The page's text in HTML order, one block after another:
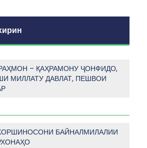
– ҚАҲРАМОНУ ҶОНФИДО,
МИЛЛАТУ ДАВЛАТ, ПЕШВОИ
БАЙНАЛМИЛАЛИИ